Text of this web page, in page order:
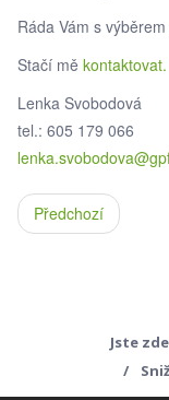
Ráda Vám s
Stačí mě kontaktovat.
Lenka Svobodová
tel.: 605 179 066
Předchozí
Jste